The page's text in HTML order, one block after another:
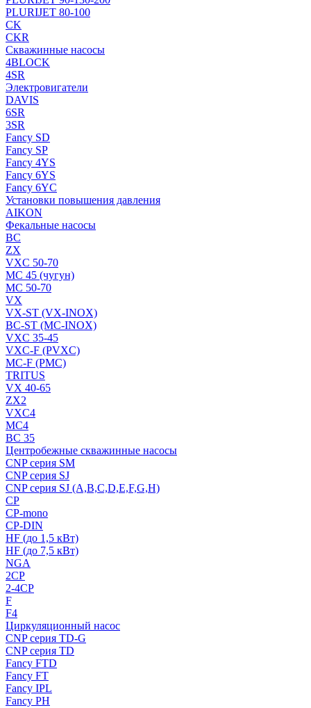
PLURIJET 80-100
CK
CKR
Скважинные насосы
4BLOCK
4SR
Электровигатели
DAVIS
6SR
3SR
Fancy SD
Fancy SP
Fancy 4YS
Fancy 6YS
Fancy 6YC
Установки повышения давления
AIKON
Фекальные насосы
BC
ZX
VXC 50-70
MC 45 (чугун)
MC 50-70
VX
VX-ST (VX-INOX)
BC-ST (MC-INOX)
VXC 35-45
VXC-F (PVXC)
MC-F (PMC)
TRITUS
VX 40-65
ZX2
VXC4
MC4
BC 35
Центробежные скважинные насосы
CNP серия SM
CNP серия SJ
CNP серия SJ (A,B,C,D,E,F,G,H)
CP
CP-mono
CP-DIN
HF (до 1,5 кВт)
HF (до 7,5 кВт)
NGA
2CP
2-4CP
F
F4
Циркуляционный насос
CNP серия TD-G
CNP серия TD
Fancy FTD
Fancy FT
Fancy IPL
Fancy PH